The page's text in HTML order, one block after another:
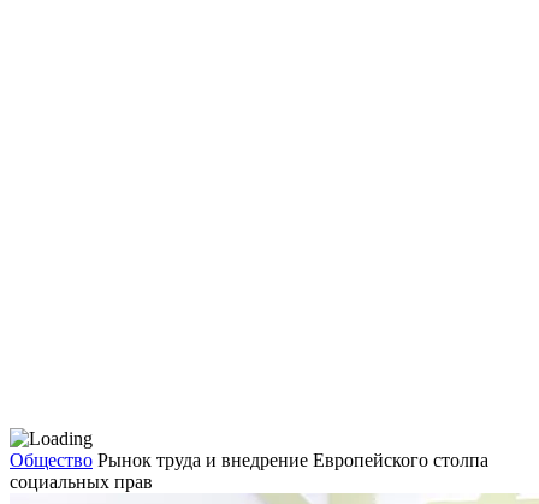
Общество Рынок труда и внедрение Европейского столпа
социальных прав